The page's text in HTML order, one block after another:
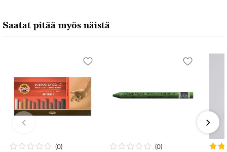
90546 Stein, Germany
info@Faber-Castell.de
Saatat pitää myös näistä
(0) (0)